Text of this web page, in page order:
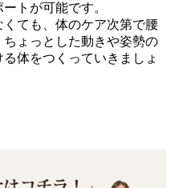
トが可能です。
ても、体のケア次第で腰
ょっとした動きや姿勢の
体をつくっていきましょ